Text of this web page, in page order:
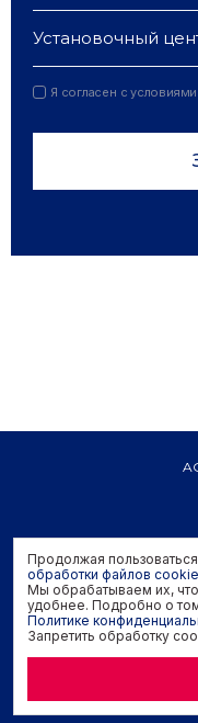
Установочный
Я согласен с условиями
Copyright ©
Политика
Задать
Продолжая
обработки файлов cookie
Мы обрабатываем их,
удобнее. Подробно о
Политике
Запретить обработку